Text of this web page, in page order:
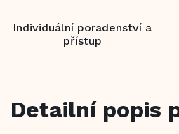
Individuální poradenství a
přístup
Detailní popis